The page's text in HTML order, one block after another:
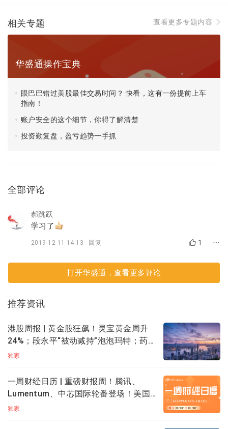
其中“核心要点”帮助大家进一步提炼了公司的情况，包
等，快速掌握公司大致情况。
财报的内容也非常重要，财报中的数据反映了公司的财
务情况，与公司未来的发展有着重要的联系。而华盛通
还进一步帮大家梳理了财报中的重要指标供参考，包括
净利润、营业收入、销售毛利等
主要指标，资产负债
表、综合损益表、现金流量表的内容都可以一览无遗。
相关专题 查看更多专题内容
华盛通操作宝典
眼巴巴错过美股最佳交易时间？ 快看，这有一份提前上车
指南！
账户安全的这个细节，你得了解清楚
投资勤复盘，盈亏趋势一手抓
全部评论
郝跳跃
学习了
2019-12-11 14:13 回复 1
打开华盛通，查看更多评论
推荐资讯
港股周报 | 黄金股狂飙！灵宝黄金周升
24%；段永平“被动减持”泡泡玛特；药明
康德升近20%创新高
独家
一周财经日历 | 重磅财报周！腾讯、
Lumentum、中芯国际轮番登场！美国7
月CPI携零售数据来袭
独家